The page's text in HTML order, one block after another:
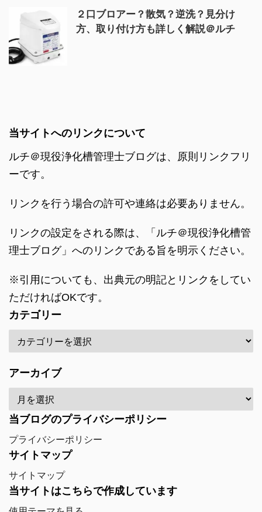
２口ブロアー？散気？逆洗？見分け
方、取り付け方も詳しく解説＠ルチ
当サイトへのリンクについて
ルチ＠現役浄化槽管理士ブログは、原則リンクフリ
ーです。
リンクを行う場合の許可や連絡は必要ありません。
リンクの設定をされる際は、「ルチ＠現役浄化槽管
理士ブログ」へのリンクである旨を明示ください。
※引用についても、出典元の明記とリンクをしてい
ただければOKです。
カテゴリー
アーカイブ
当ブログのプライバシーポリシー
プライバシーポリシー
サイトマップ
サイトマップ
当サイトはこちらで作成しています